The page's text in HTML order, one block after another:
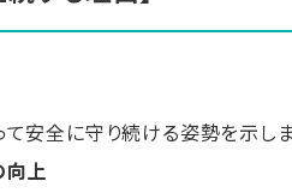
て安全に守り続ける姿勢を示し
向上